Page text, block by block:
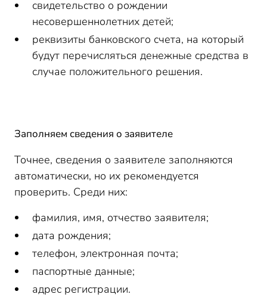
свидетельство о рождении
несовершеннолетних детей;
реквизиты банковского счета, на который
будут перечисляться денежные средства в
случае положительного решения.
Заполняем сведения о заявителе
Точнее, сведения о заявителе заполняются
автоматически, но их рекомендуется
проверить. Среди них:
фамилия, имя, отчество заявителя;
дата рождения;
телефон, электронная почта;
паспортные данные;
адрес регистрации.